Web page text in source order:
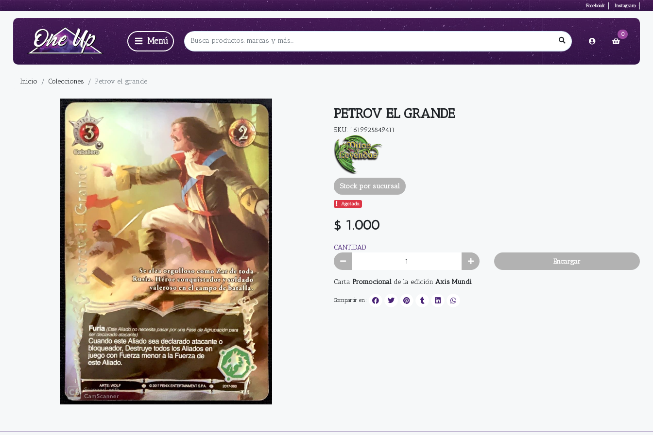
Facebook Instagram
0
Inicio Colecciones Petrov el grande
PETROV EL GRANDE
SKU: 1619925849411
Stock por sucursal
Agotado.
$ 1.000
CANTIDAD
Encargar
Carta Promocional de la edición Axis Mundi
Compartir en: